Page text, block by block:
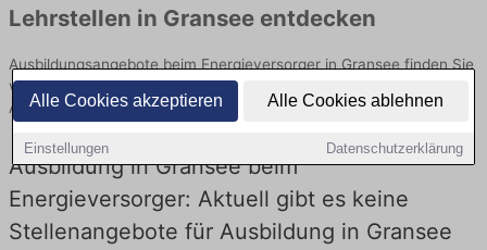
Alle Cookies akzeptieren Alle Cookies ablehnen
Einstellungen Datenschutzerklärung
Lehrstellen in Gransee entdecken
Ausbildungsangebote beim Energieversorger in Gransee finden Sie
von namhaften Firmen. Entdecken Sie freie Optionen von Top-
Arbeitgebern und bewerben Sie sich noch heute.
Ausbildung in Gransee beim
Energieversorger: Aktuell gibt es keine
Stellenangebote für Ausbildung in Gransee